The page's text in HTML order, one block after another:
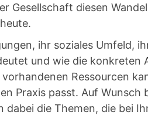
Gesellschaft diesen
ihr soziales Umfeld,
und wie die konkreten
Ressourcen
Praxis passt. Auf Wunsch
die Themen, die bei